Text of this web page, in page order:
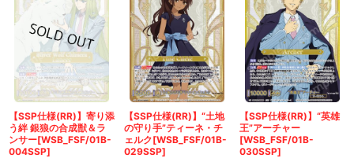
【SSP仕様(RR)】寄り添
う絆 銀狼の合成獣＆ラ
ンサー[WSB_FSF/01B-
004SSP]
【SSP仕様(RR)】“土地
の守り手”ティーネ・チ
ェルク[WSB_FSF/01B-
029SSP]
【SSP仕様(RR)】“英雄
王”アーチャー
[WSB_FSF/01B-
030SSP]